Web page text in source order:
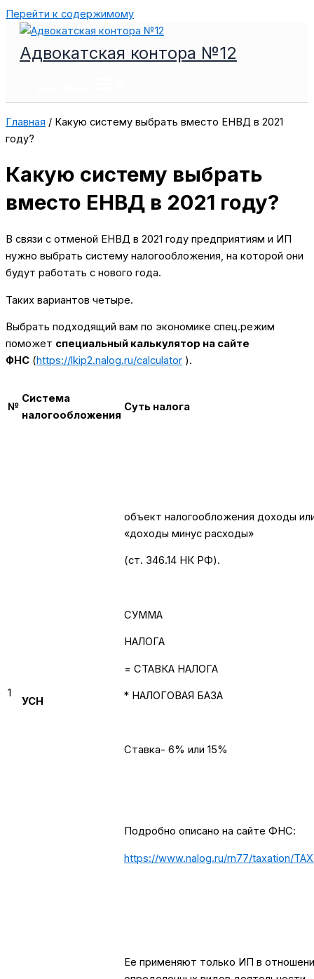
Перейти к содержимому
Адвокатская контора №12
Главная / Какую систему выбрать вместо ЕНВД в 2021
году?
Какую систему выбрать
вместо ЕНВД в 2021 году?
В связи с отменой ЕНВД в 2021 году предприятиям и ИП
нужно выбрать систему налогообложения, на которой они
будут работать с нового года.
Таких вариантов четыре.
Выбрать подходящий вам по экономике спец.режим
поможет специальный калькулятор на сайте
ФНС (https://lkip2.nalog.ru/calculator ).
№
Система
налогообложения
Суть налога
1
УСН
объект налогообложения доходы
«доходы минус расходы»
(ст. 346.14 НК РФ).
СУММА
НАЛОГА
= СТАВКА НАЛОГА
* НАЛОГОВАЯ БАЗА
Ставка- 6% или 15%
Подробно описано на сайте ФНС:
https://www.nalog.ru/rn77/taxation/
Ее применяют только ИП в